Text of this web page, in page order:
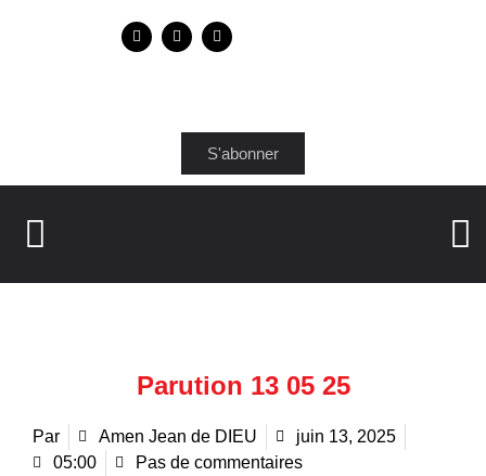
S'abonner
Parution 13 05 25
Par Amen Jean de DIEU
juin 13, 2025
05:00
Pas de commentaires